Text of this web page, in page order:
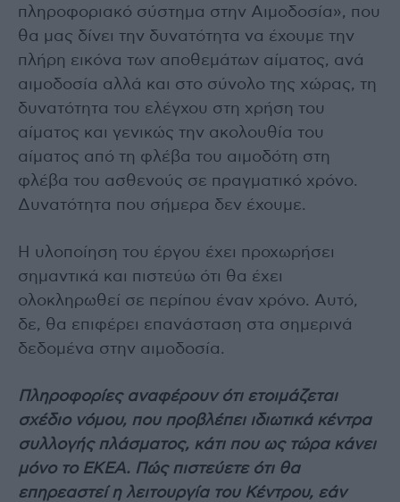
πληροφοριακό σύστημα στην Αιμοδοσία», που
θα μας δίνει την δυνατότητα να έχουμε την
πλήρη εικόνα των αποθεμάτων αίματος, ανά
αιμοδοσία αλλά και στο σύνολο της χώρας, τη
δυνατότητα του ελέγχου στη χρήση του
αίματος και γενικώς την ακολουθία του
αίματος από τη φλέβα του αιμοδότη στη
φλέβα του ασθενούς σε πραγματικό χρόνο.
Δυνατότητα που σήμερα δεν έχουμε.
Η υλοποίηση του έργου έχει προχωρήσει
σημαντικά και πιστεύω ότι θα έχει
ολοκληρωθεί σε περίπου έναν χρόνο. Αυτό,
δε, θα επιφέρει επανάσταση στα σημερινά
δεδομένα στην αιμοδοσία.
Πληροφορίες αναφέρουν ότι ετοιμάζεται
σχέδιο νόμου, που προβλέπει ιδιωτικά κέντρα
συλλογής πλάσματος, κάτι που ως τώρα κάνει
μόνο το ΕΚΕΑ. Πώς πιστεύετε ότι θα
επηρεαστεί η λειτουργία του Κέντρου, εάν